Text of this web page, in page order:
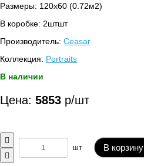
Размеры: 120х60 (0.72м2)
В коробке: 2штшт
Производитель:Ceasar
Коллекция: Portraits
В наличии
Цена:5853 р/шт
шт В корзину